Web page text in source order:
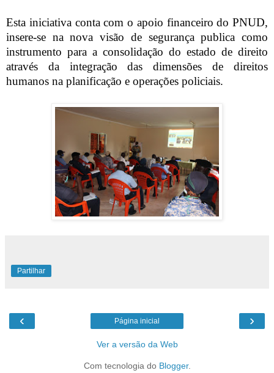
Esta iniciativa conta com o apoio financeiro do PNUD,
insere-se na nova visão de segurança publica como
instrumento para a consolidação do estado de direito
através da integração das dimensões de direitos
humanos na planificação e operações policiais.
Partilhar
‹ ›
Página inicial
Ver a versão da Web
Com tecnologia do Blogger.